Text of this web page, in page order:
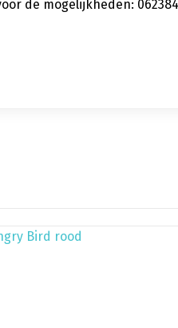
de mogelijkheden: